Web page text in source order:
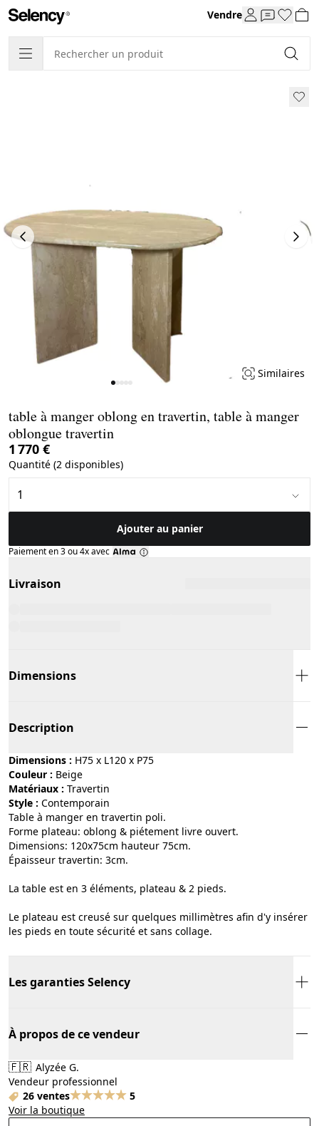
Vendre
Similaires
table à manger oblong en travertin, table à manger
oblongue travertin
1 770 €
Quantité (2 disponibles)
Ajouter au panier
Paiement en 3 ou 4x avec
Livraison
Dimensions
Description
Dimensions : H75 x L120 x P75
Couleur :
beige
Matériaux :
travertin
Style :
contemporain
Table à manger en travertin poli.
Forme plateau: oblong & piétement livre ouvert.
Dimensions: 120x75cm hauteur 75cm.
Épaisseur travertin: 3cm.
La table est en 3 éléments, plateau & 2 pieds.
Le plateau est creusé sur quelques millimètres afin d'y insérer
les pieds en toute sécurité et sans collage.
Les garanties Selency
À propos de ce vendeur
🇫🇷 Alyzée G.
Vendeur professionnel
26 ventes
5
Voir la boutique